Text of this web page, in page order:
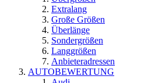
Extralang
Große Größen
Überlänge
Sondergrößen
Langgrößen
Anbieteradressen
AUTOBEWERTUNG